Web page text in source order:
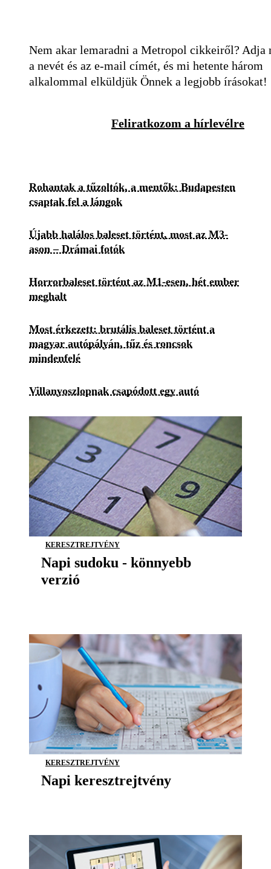
Nem akar lemaradni a Metropol cikkeiről? Adja
a nevét és az e-mail címét, és mi hetente három
alkalommal elküldjük Önnek a legjobb írásokat!
Feliratkozom a hírlevélre
Rohantak a tűzoltók, a mentők: Budapesten
csaptak fel a lángok
Újabb halálos baleset történt, most az M3-
ason – Drámai fotók
Horrorbaleset történt az M1-esen, hét ember
meghalt
Most érkezett: brutális baleset történt a
magyar autópályán, tűz és roncsok
mindenfelé
Villanyoszlopnak csapódott egy autó
KERESZTREJTVÉNY
Napi sudoku - könnyebb
verzió
KERESZTREJTVÉNY
Napi keresztrejtvény